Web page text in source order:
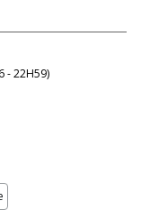
- 22H59)